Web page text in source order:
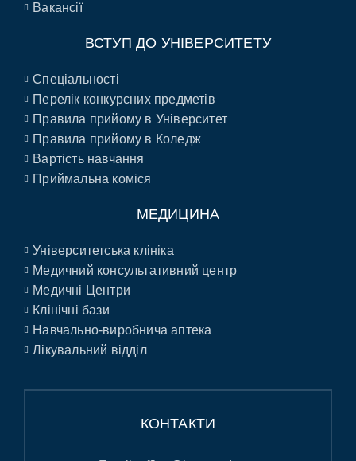
Вакансії
ВСТУП ДО УНІВЕРСИТЕТУ
Спеціальності
Перелік конкурсних предметів
Правила прийому в Університет
Правила прийому в Коледж
Вартість навчання
Приймальна коміся
МЕДИЦИНА
Університетська клініка
Медичний консультативний центр
Медичні Центри
Клінічні бази
Навчально-виробнича аптека
Лікувальний відділ
КОНТАКТИ